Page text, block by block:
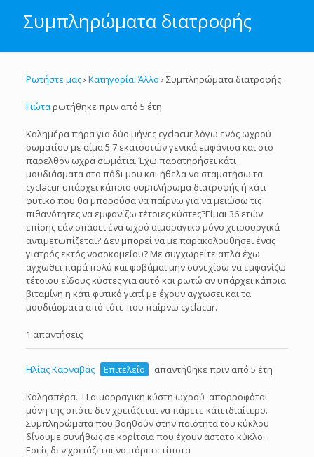
Συμπληρώματα διατροφής
Ρωτήστε μας› Κατηγορία: Άλλο › Συμπληρώματα διατροφής
Γιώταρωτήθηκε πριν από 5 έτη
Καλημέρα πήρα για δύο μήνες cyclacur λόγω ενός ωχρού
σωματίου με αίμα 5.7 εκατοστών γενικά εμφάνισα και στο
παρελθόν ωχρά σωμάτια. Έχω παρατηρήσει κάτι
μουδιάσματα στο πόδι μου και ήθελα να σταματήσω τα
cyclacur υπάρχει κάποιο συμπλήρωμα διατροφής ή κάτι
φυτικό που θα μπορούσα να παίρνω για να μειώσω τις
πιθανότητες να εμφανίζω τέτοιες κύστες?Είμαι 36 ετών
επίσης εάν σπάσει ένα ωχρό αιμοραγικο μόνο χειρουργικά
αντιμετωπίζεται? Δεν μπορεί να με παρακολουθήσει ένας
γιατρός εκτός νοσοκομείου? Με συγχωρείτε απλά έχω
αγχωθει παρά πολύ και φοβάμαι μην συνεχίσω να εμφανίζω
τέτοιου είδους κύστες για αυτό και ρωτώ αν υπάρχει κάποια
βιταμίνη η κάτι φυτικό γιατί με έχουν αγχωσει και τα
μουδιάσματα από τότε που παίρνω cyclacur.
1 απαντήσεις
Ηλίας Καρναβάς Επιτελείο απαντήθηκε πριν από 5 έτη
Καλησπέρα. Η αιμορραγικη κύστη ωχρού απορροφάται
μόνη της οπότε δεν χρειάζεται να πάρετε κάτι ιδιαίτερο.
Συμπληρώματα που βοηθούν στην ποιότητα του κύκλου
δίνουμε συνήθως σε κορίτσια που έχουν άστατο κύκλο.
Εσείς δεν χρειάζεται να πάρετε τίποτα